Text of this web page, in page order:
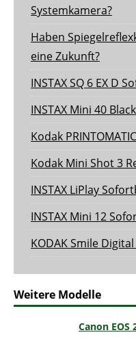
Systemkamera?
Haben
eine Zukunft?
INSTAX SQ 6 EX D
INSTAX Mini 40 Black
Kodak
Kodak Mini Shot 3
INSTAX LiPlay
INSTAX Mini 12
KODAK Smile
Weitere Modelle
Canon EOS